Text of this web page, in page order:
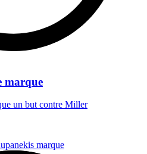
marque
un but contre Miller